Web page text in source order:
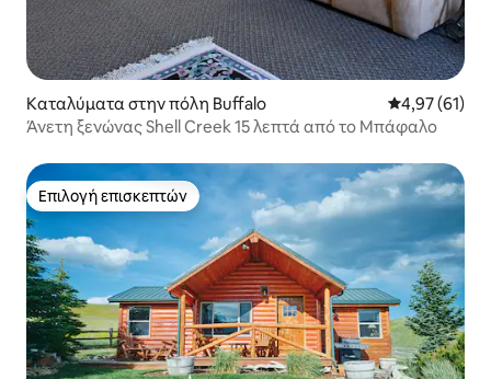
Καταλύματα στην πόλη Buffalo Μέση
4,97 (61)
Άνετη ξενώνας Shell Creek 15 λεπτά από το Μπάφαλο
Επιλογή επισκεπτών
Επιλογή επισκεπτών